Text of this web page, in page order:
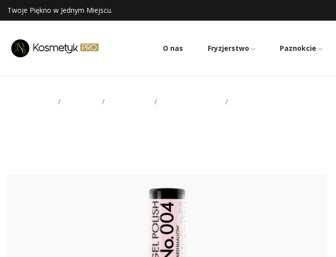
Twoje Piękno w Jednym Miejscu.
O nas Fryzjerstwo Paznokcie